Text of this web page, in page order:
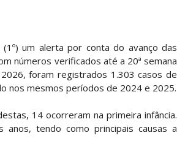
um alerta por conta do avanço das
números verificados até a 20ª semana
foram registrados 1.303 casos de
nos mesmos períodos de 2024 e 2025.
14 ocorreram na primeira infância.
tendo como principais causas a